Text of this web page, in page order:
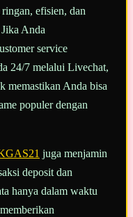
efisien, dan
Anda
service
24/7 melalui Livechat,
memastikan Anda bisa
populer dengan
juga menjamin
deposit dan
hanya dalam waktu